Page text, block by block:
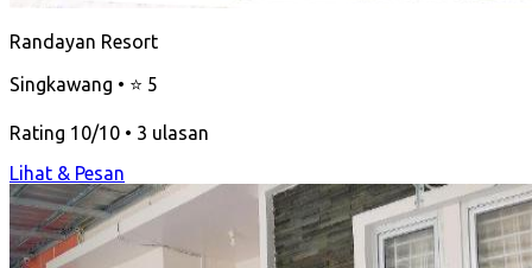
Randayan Resort
Singkawang • ⭐ 5
Rating 10/10 • 3 ulasan
Lihat & Pesan